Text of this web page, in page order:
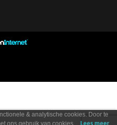
& analytische cookies. Door te
ons gebruik van cookies.